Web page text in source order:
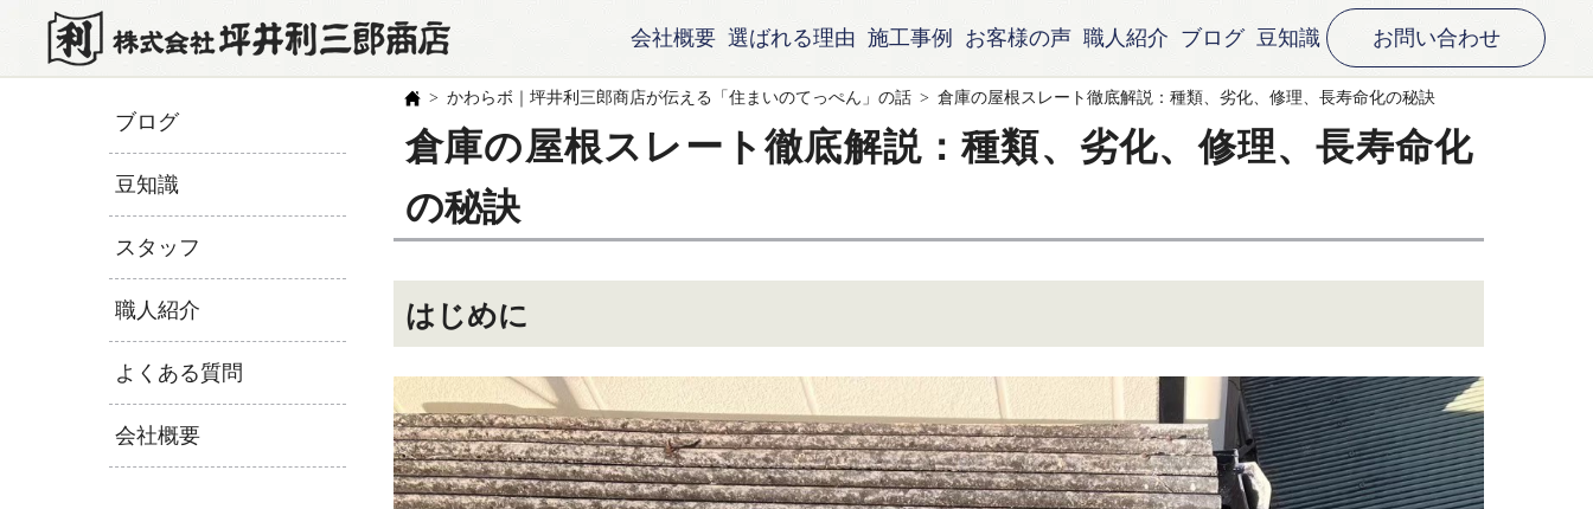
会社概要 選ばれる理由 施工事例 お客様の声 職人紹介 ブログ 豆知識 お問い合わせ
かわらボ｜坪井利三郎商店が伝える「住まいのてっぺん」の話 倉庫の屋根スレート徹底解説：種類、劣化、修理、長寿命化の秘訣
倉庫の屋根スレート徹底解説：種類、劣化、修理、長寿命化
の秘訣
はじめに
ブログ
豆知識
スタッフ
職人紹介
よくある質問
会社概要